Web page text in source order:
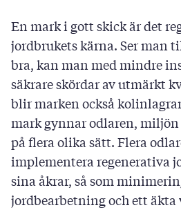
En mark i gott skick är det
jordbrukets kärna. Ser man
bra, kan man med mindre
säkrare skördar av utmärkt
blir marken också
mark gynnar odlaren,
på flera olika sätt. Flera
implementera regenerativa
sina åkrar, så som
jordbearbetning och ett äkta